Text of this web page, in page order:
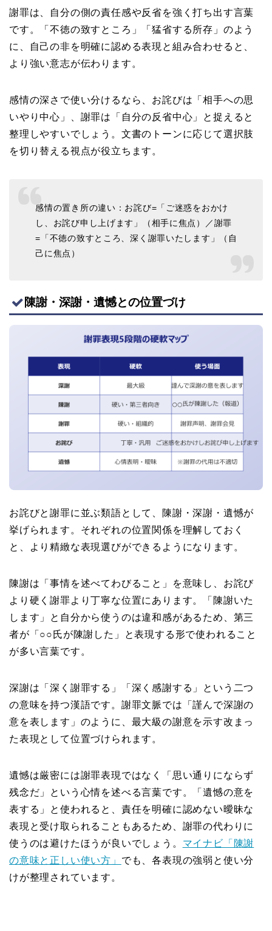
謝罪は、自分の側の責任感や反省を強く打ち出す言葉
です。「不徳の致すところ」「猛省する所存」のよう
に、自己の非を明確に認める表現と組み合わせると、
より強い意志が伝わります。
感情の深さで使い分けるなら、お詫びは「相手への思
いやり中心」、謝罪は「自分の反省中心」と捉えると
整理しやすいでしょう。文書のトーンに応じて選択肢
を切り替える視点が役立ちます。
感情の置き所の違い：お詫び=「ご迷惑をおかけ
し、お詫び申し上げます」（相手に焦点）／謝罪
=「不徳の致すところ、深く謝罪いたします」（自
己に焦点）
陳謝・深謝・遺憾との位置づけ
お詫びと謝罪に並ぶ類語として、陳謝・深謝・遺憾が
挙げられます。それぞれの位置関係を理解しておく
と、より精緻な表現選びができるようになります。
陳謝は「事情を述べてわびること」を意味し、お詫び
より硬く謝罪より丁寧な位置にあります。「陳謝いた
します」と自分から使うのは違和感があるため、第三
者が「○○氏が陳謝した」と表現する形で使われること
が多い言葉です。
深謝は「深く謝罪する」「深く感謝する」という二つ
の意味を持つ漢語です。謝罪文脈では「謹んで深謝の
意を表します」のように、最大級の謝意を示す改まっ
た表現として位置づけられます。
遺憾は厳密には謝罪表現ではなく「思い通りにならず
残念だ」という心情を述べる言葉です。「遺憾の意を
表する」と使われると、責任を明確に認めない曖昧な
表現と受け取られることもあるため、謝罪の代わりに
使うのは避けたほうが良いでしょう。 マイナビ「陳謝
の意味と正しい使い方」 でも、各表現の強弱と使い分
けが整理されています。